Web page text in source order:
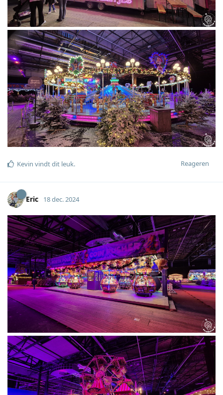
Reageren
Kevin vindt dit leuk.
Eric 18 dec. 2024